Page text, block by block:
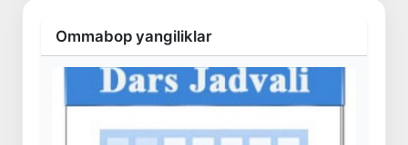
Ommabop yangiliklar